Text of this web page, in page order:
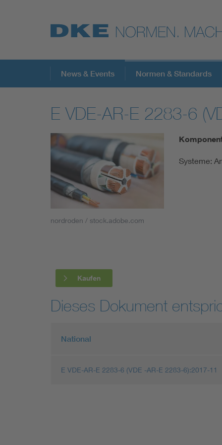
Top-Themen
VDE Fokusthemen
Digital Security
Energy
Health
Mobility
News & Events Normen & Standards
E VDE-AR-E 2283-6
nordroden / stock.adobe.com
Systeme:
Kaufen
Dieses Dokument
National
E VDE-AR-E 2283-6 (VDE -AR-E 2283-6):2017-11